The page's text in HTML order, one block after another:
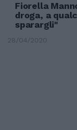
Fiorella
droga, a
sparargli"
28/04/2020